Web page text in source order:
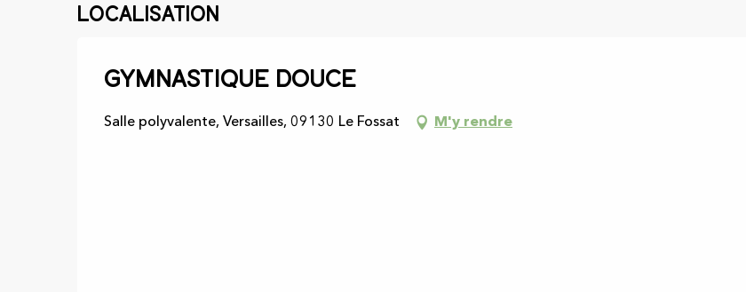
Localisation
Gymnastique douce
Salle polyvalente, Versailles, 09130 Le Fossat M'y rendre